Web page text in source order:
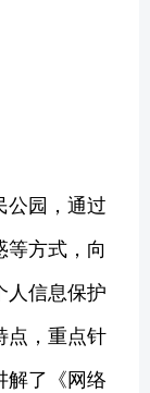
公园，通过
方式，向
人信息保护
点，重点针
解了《网络